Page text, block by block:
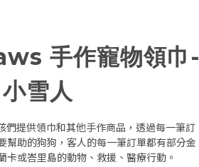
手作寵物領巾-
雪人
們提供領巾和其他手作商品，透過每一筆訂
幫助的狗狗，客人的每一筆訂單都有部分金
卡或峇里島的動物、救援、醫療行動。